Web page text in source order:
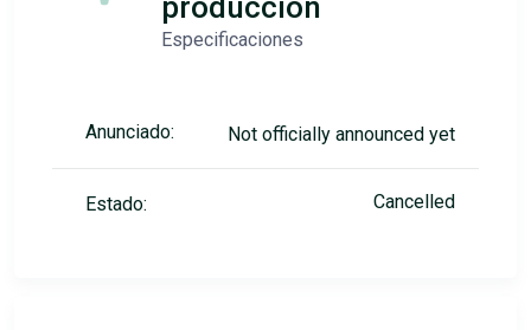
producción
Especificaciones
Anunciado: Not officially announced yet
Estado: Cancelled